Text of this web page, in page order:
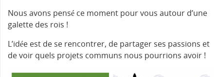
Nous avons pensé ce moment pour vous autour d’une
galette des rois !
L’idée est de se rencontrer, de partager ses passions et
de voir quels projets communs nous pourrions avoir !